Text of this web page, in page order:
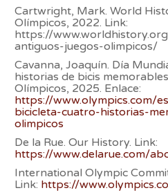
Cartwright, Mark. World
Olímpicos, 2022. Link:
https://
antiguos-juegos-olimpicos/
Cavanna, Joaquín. Día
historias de bicis
Olímpicos, 2025. Enlace:
https://www.olympics.com/
bicicleta-cuatro-historias-
olimpicos
De la Rue. Our History. Link:
https://www.delarue.com/
International Olympic
Link: https://